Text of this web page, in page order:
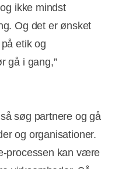
ikke mindst
Og det er ønsket
etik og
gå i gang,”
søg partnere og gå
og organisationer.
processen kan være